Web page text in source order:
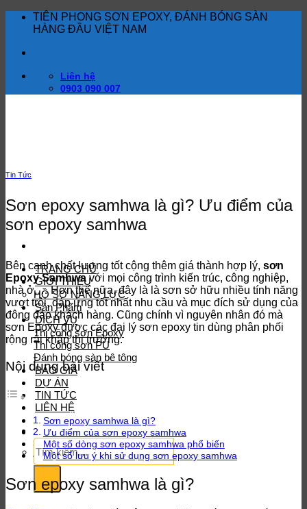
dung
TIÊN PHONG SƠN EPOXY, ĐÁNH BÓNG SÀN
HÀNG ĐẦU VIỆT NAM
Liên hệ
0903 090 007
TRANG CHỦ
GIỚI THIỆU
HỒ SƠ NĂNG LỰC
Sản Phẩm
DỊCH VỤ
Thi công sơn Epoxy
Thi công sơn PU
Đánh bóng sàn bê tông
BÁO GIÁ
DỰ ÁN
TIN TỨC
LIÊN HỆ
Tìm
kiếm:
Tin Tức
Sơn epoxy samhwa là gì? Ưu điểm của
sơn epoxy samhwa
Bên cạnh chất lượng tốt cộng thêm giá thành hợp lý, sơn
Epoxy Samhwavới mọi công trình kiến trúc, công nghiệp,
nhà ở,… Hơn thế nữa, đây là là sơn sở hữu nhiều tính năng
vượt trội, đáp ứng tốt nhất nhu cầu và mục đích sử dụng của
đông đảo khách hàng. Cũng chính vì nguyên nhân đó mà
sơn Epoxy được các đại lý sơn epoxy tin dùng phân phối
rộng rãi khắp thị trường.
Nội dung bài viết
Sơn epoxy samhwa là gì?
Ưu điểm của sơn epoxy samhwa
Một số dòng sơn epoxy samhwa phổ biến
Một số lưu ý khi sử dụng sơn epoxy samhwa
Sơn epoxy samhwa là gì?